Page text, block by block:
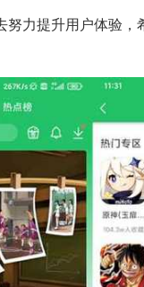
努力提升用户体验